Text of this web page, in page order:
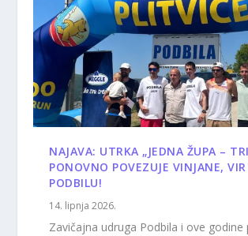
NAJAVA: UTRKA „JEDNA ŽUPA –
PONOVNO POVEZUJE VINJANE,
PODBILU!
14. lipnja 2026.
Zavičajna udruga Podbila i ove godine